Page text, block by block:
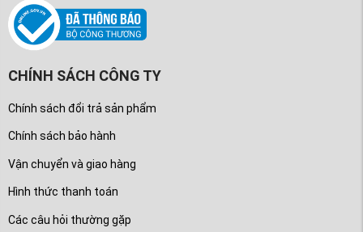
CHÍNH SÁCH CÔNG TY
Chính sách đổi trả sản phẩm
Chính sách bảo hành
Vận chuyển và giao hàng
Hình thức thanh toán
Các câu hỏi thường gặp